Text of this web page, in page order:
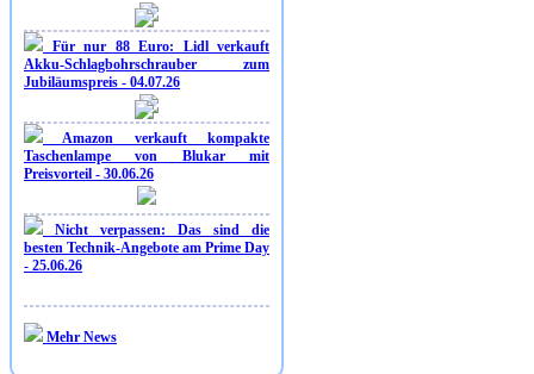
Für nur 88 Euro: Lidl verkauft
Akku-Schlagbohrschrauber zum
Jubiläumspreis - 04.07.26
Amazon verkauft kompakte
Taschenlampe von Blukar mit
Preisvorteil - 30.06.26
Nicht verpassen: Das sind die
besten Technik-Angebote am Prime Day
- 25.06.26
Mehr News